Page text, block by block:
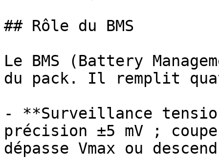
## Rôle du BMS
Le BMS (Battery
du pack. Il remplit
- **Surveillance
précision ±5 mV ;
dépasse Vmax ou